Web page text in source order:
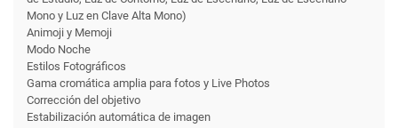
Mono y Luz en Clave Alta Mono)
Animoji y Memoji
Modo Noche
Estilos Fotográficos
Gama cromática amplia para fotos y Live Photos
Corrección del objetivo
Estabilización automática de imagen